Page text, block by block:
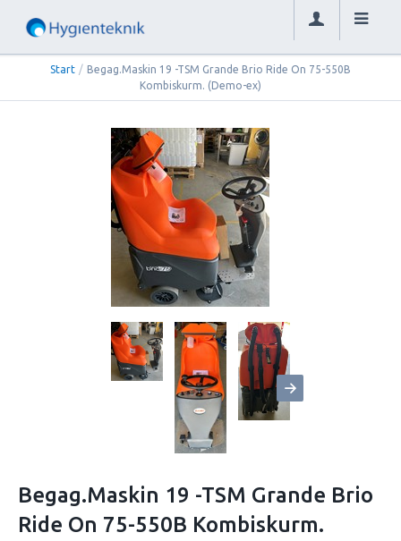
Start / Begag.Maskin 19 -TSM Grande Brio Ride On 75-550B
Kombiskurm. (Demo-ex)
Begag.Maskin 19 -TSM Grande Brio
Ride On 75-550B Kombiskurm.